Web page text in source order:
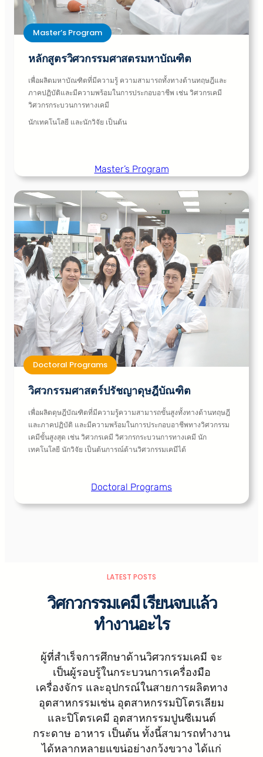
Master’s Program
หลักสูตรวิศวกรรมศาสตรมหาบัณฑิต
เพื่อผลิตมหาบัณฑิตที่มีความรู้ ความสามารถทั้งทางด้านทฤษฎีและ
ภาคปฏิบัติและมีความพร้อมในการประกอบอาชีพ เช่น วิศวกรเคมี
วิศวกรกระบวนการทางเคมี
นักเทคโนโลยี และนักวิจัย เป็นต้น
Master’s Program
Doctoral Programs
วิศวกรรมศาสตร์ปรัชญาดุษฎีบัณฑิต
เพื่อผลิตดุษฎีบัณฑิตที่มีความรู้ความสามารถขั้นสูงทั้งทางด้านทฤษฎี
และภาคปฏิบัติ และมีความพร้อมในการประกอบอาชีพทางวิศวกรรม
เคมีขั้นสูงสุด เช่น วิศวกรเคมี วิศวกรกระบวนการทางเคมี นัก
เทคโนโลยี นักวิจัย เป็นต้นการณ์ด้านวิศวกรรมเคมีได้
Doctoral Programs
LATEST POSTS
วิศกวกรรมเคมี เรียนจบแล้ว
ทำงานอะไร
ผู้ที่สำเร็จการศึกษาด้านวิศวกรรมเคมี จะ
เป็นผู้รอบรู้ในกระบวนการเครื่องมือ
เครื่องจักร และอุปกรณ์ในสายการผลิตทาง
อุตสาหกรรมเช่น อุตสาหกรรมปิโตรเลียม
และปิโตรเคมี อุตสาหกรรมปูนซีเมนต์
กระดาษ อาหาร เป็นต้น ทั้งนี้สามารถทำงาน
ได้หลากหลายแขน่อย่างกว้งขวาง ได้แก่